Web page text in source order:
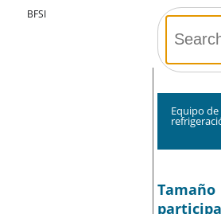
BFSI
Equipo de